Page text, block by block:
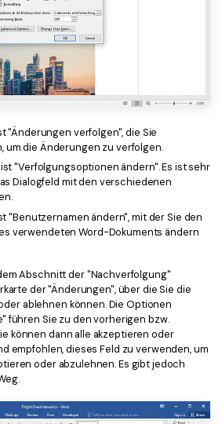
"Änderungen verfolgen", die Sie
um die Änderungen zu verfolgen.
"Verfolgungsoptionen ändern". Es ist sehr
Dialogfeld mit den verschiedenen
"Benutzernamen ändern", mit der Sie den
verwendeten Word-Dokuments ändern
Abschnitt der "Nachverfolgung"
der "Änderungen", über die Sie die
ablehnen können. Die Optionen
führen Sie zu den vorherigen bzw.
können dann alle akzeptieren oder
empfohlen, dieses Feld zu verwenden, um
oder abzulehnen. Es gibt jedoch